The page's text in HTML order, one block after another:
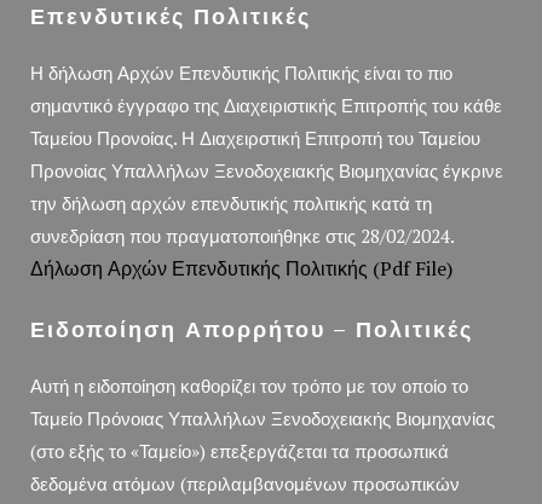
Επενδυτικές Πολιτικές
Η δήλωση Αρχών Επενδυτικής Πολιτικής είναι το πιο
σημαντικό έγγραφο της Διαχειριστικής Επιτροπής του κάθε
Ταμείου Προνοίας. Η Διαχειρστική Επιτροπή του Ταμείου
Προνοίας Υπαλλήλων Ξενοδοχειακής Βιομηχανίας έγκρινε
την δήλωση αρχών επενδυτικής πολιτικής κατά τη
συνεδρίαση που πραγματοποιήθηκε στις 28/02/2024.
Δήλωση Αρχών Επενδυτικής Πολιτικής (pdf File)
Ειδοποίηση Απορρήτου – Πολιτικές
Αυτή η ειδοποίηση καθορίζει τον τρόπο με τον οποίο το
Ταμείο Πρόνοιας Υπαλλήλων Ξενοδοχειακής Βιομηχανίας
(στο εξής το «Ταμείο») επεξεργάζεται τα προσωπικά
δεδομένα ατόμων (περιλαμβανομένων προσωπικών